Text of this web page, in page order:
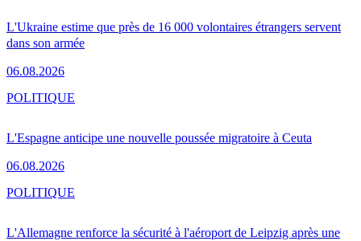
L'Ukraine estime que près de 16 000 volontaires étrangers servent
dans son armée
06.08.2026
L'Espagne anticipe une nouvelle poussée migratoire à Ceuta
06.08.2026
POLITIQUE
L'Allemagne renforce la sécurité à l'aéroport de Leipzig après une
POLITIQUE